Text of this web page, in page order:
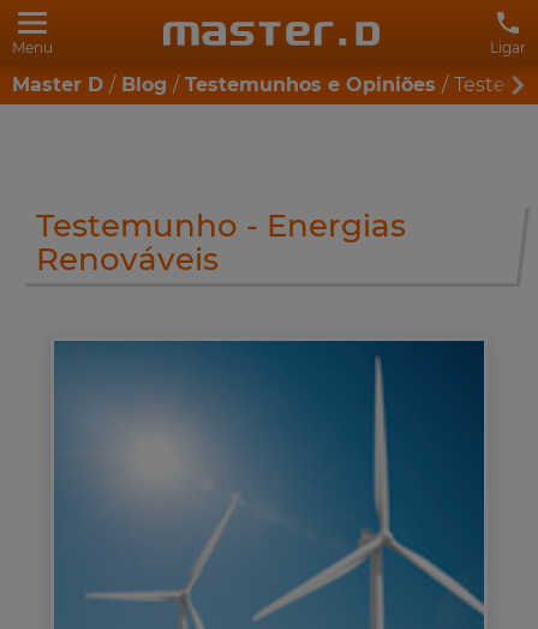
Menu Ligar
Master D Blog Testemunhos e Opiniões
Testemunho - Energias
Renováveis